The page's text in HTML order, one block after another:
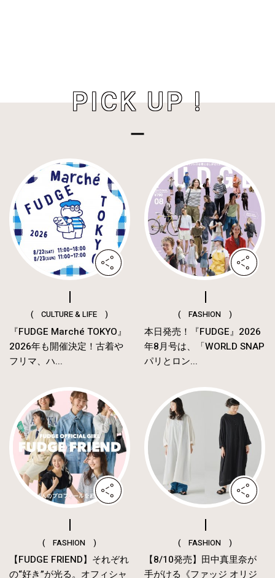
PICK UP !
( CULTURE & LIFE )
『FUDGE Marché TOKYO』
2026年も開催決定！古着や
フリマ、ハ...
( FASHION )
本日発売！『FUDGE』2026
年8月号は、「WORLD SNAP
パリとロン...
( FASHION )
【FUDGE FRIEND】それぞれ
の“好き”が光る。オフィシャ
( FASHION )
【8/10発売】田中真里奈が
手がける《ファッジ オリジ